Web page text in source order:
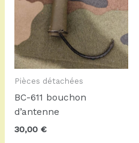
Pièces détachées
BC-611 bouchon
d’antenne
30,00 €